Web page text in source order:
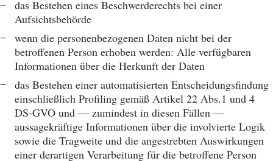
das Bestehen eines Beschwerderechts bei einer
Aufsichtsbehörde
wenn die personenbezogenen Daten nicht bei der
betroffenen Person erhoben werden: Alle verfügbaren
Informationen über die Herkunft der Daten
das Bestehen einer automatisierten Entscheidungsfindung
einschließlich Profiling gemäß Artikel 22 Abs.1 und 4
DS-GVO und — zumindest in diesen Fällen —
aussagekräftige Informationen über die involvierte Logik
sowie die Tragweite und die angestrebten Auswirkungen
einer derartigen Verarbeitung für die betroffene Person